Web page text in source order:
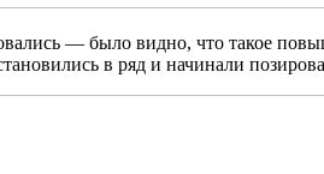
— было видно, что такое
в ряд и начинали